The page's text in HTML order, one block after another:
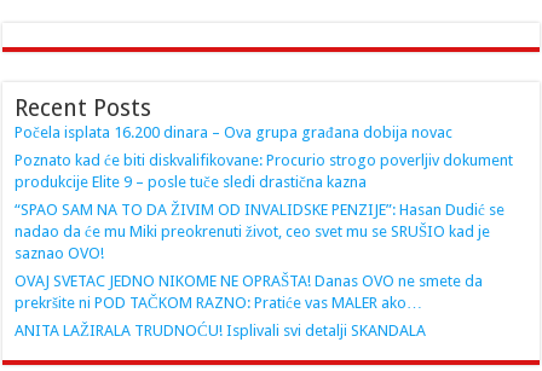
Recent Posts
Počela isplata 16.200 dinara – Ova grupa građana dobija novac
Poznato kad će biti diskvalifikovane: Procurio strogo poverljiv dokument
produkcije Elite 9 – posle tuče sledi drastična kazna
“SPAO SAM NA TO DA ŽIVIM OD INVALIDSKE PENZIJE”: Hasan Dudić se
nadao da će mu Miki preokrenuti život, ceo svet mu se SRUŠIO kad je
saznao OVO!
OVAJ SVETAC JEDNO NIKOME NE OPRAŠTA! Danas OVO ne smete da
prekršite ni POD TAČKOM RAZNO: Pratiće vas MALER ako…
ANITA LAŽIRALA TRUDNOĆU! Isplivali svi detalji SKANDALA